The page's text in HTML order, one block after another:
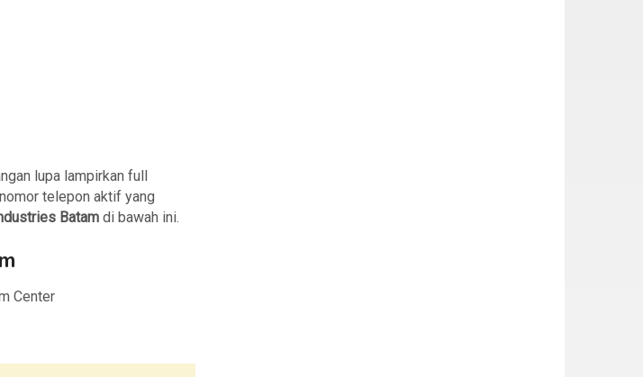
lupa lampirkan full
telepon aktif yang
Batam di bawah ini.
Center